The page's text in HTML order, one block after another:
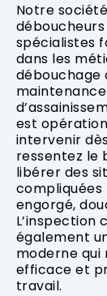
Notre
spécialistes
dans les
débouchage
est
intervenir
ressentez le
libérer des
compliquées
engorgé,
L’inspection
également
moderne qui
efficace et
travail.